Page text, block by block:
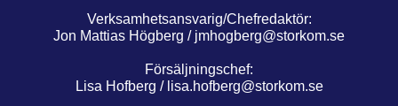
Verksamhetsansvarig/Chefredaktör:
Jon Mattias Högberg / jmhogberg@storkom.se
Försäljningschef:
Lisa Hofberg / lisa.hofberg@storkom.se